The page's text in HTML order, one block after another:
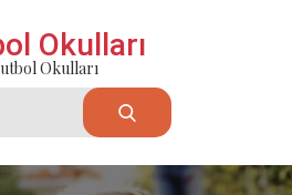
Okulları
Okulları